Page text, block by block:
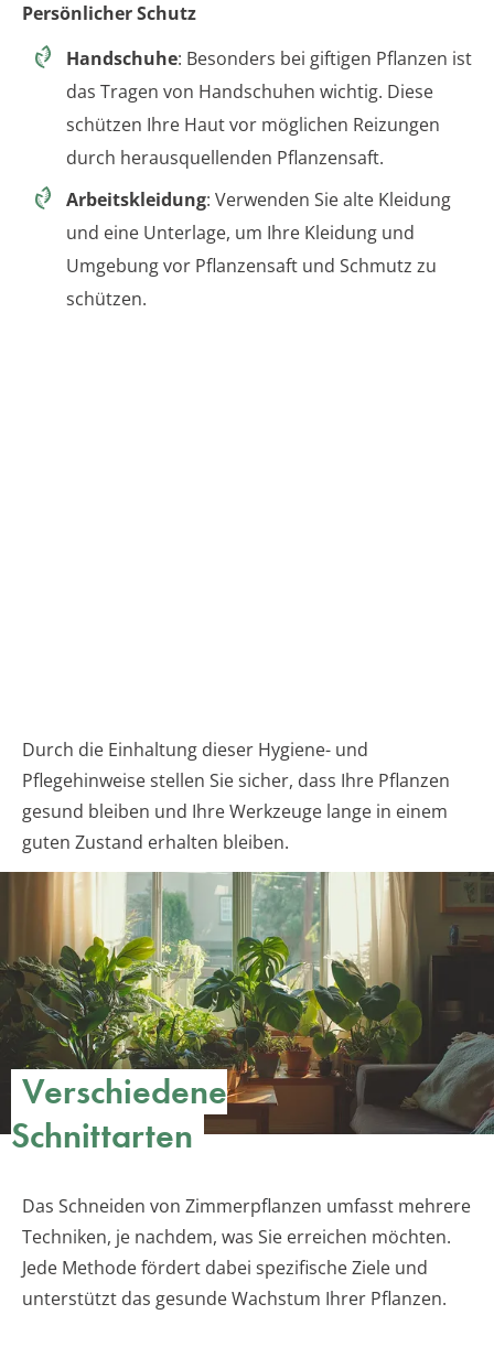
Persönlicher Schutz
Handschuhe: Besonders bei giftigen Pflanzen ist
das Tragen von Handschuhen wichtig. Diese
schützen Ihre Haut vor möglichen Reizungen
durch herausquellenden Pflanzensaft.
Arbeitskleidung: Verwenden Sie alte Kleidung
und eine Unterlage, um Ihre Kleidung und
Umgebung vor Pflanzensaft und Schmutz zu
schützen.
Durch die Einhaltung dieser Hygiene- und
Pflegehinweise stellen Sie sicher, dass Ihre Pflanzen
gesund bleiben und Ihre Werkzeuge lange in einem
guten Zustand erhalten bleiben.
Verschiedene
Schnittarten
Das Schneiden von Zimmerpflanzen umfasst mehrere
Techniken, je nachdem, was Sie erreichen möchten.
Jede Methode fördert dabei spezifische Ziele und
unterstützt das gesunde Wachstum Ihrer Pflanzen.